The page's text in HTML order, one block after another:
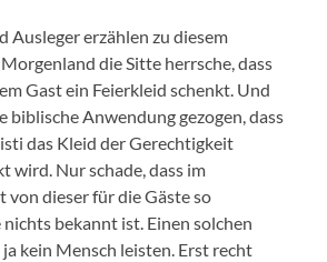
Ausleger erzählen zu diesem
die Sitte herrsche, dass
Gast ein Feierkleid schenkt. Und
biblische Anwendung gezogen, dass
das Kleid der Gerechtigkeit
wird. Nur schade, dass im
von dieser für die Gäste so
bekannt ist. Einen solchen
kein Mensch leisten. Erst recht